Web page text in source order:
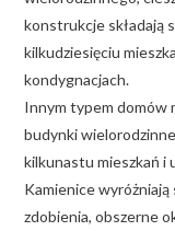
konstrukcje składają
kilkudziesięciu
kondygnacjach.
Innym typem domów
budynki
kilkunastu mieszkań i
Kamienice
zdobienia, obszerne